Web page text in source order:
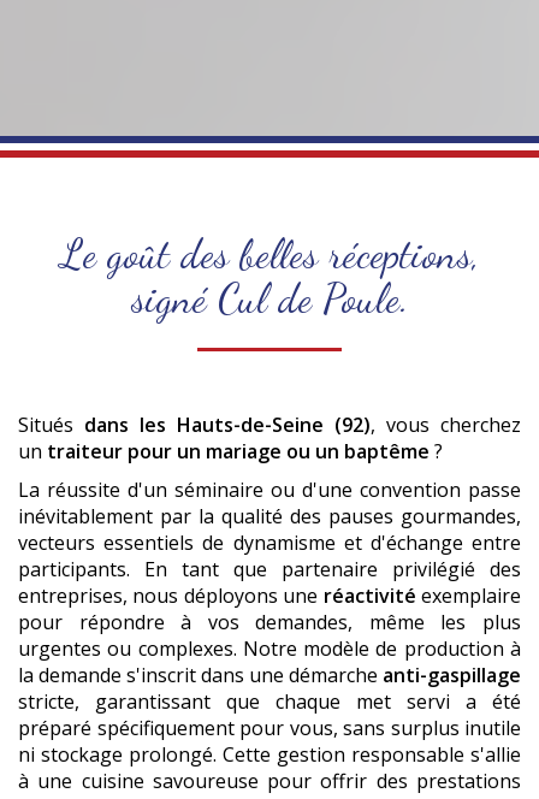
Le goût des belles réceptions,
signé Cul de Poule.
Situés dans les Hauts-de-Seine (92), vous cherchez
un traiteur pour un mariage ou un baptême ?
La réussite d'un séminaire ou d'une convention passe
inévitablement par la qualité des pauses gourmandes,
vecteurs essentiels de dynamisme et d'échange entre
participants. En tant que partenaire privilégié des
entreprises, nous déployons une réactivité exemplaire
pour répondre à vos demandes, même les plus
urgentes ou complexes. Notre modèle de production à
la demande s'inscrit dans une démarche anti-gaspillage
stricte, garantissant que chaque met servi a été
préparé spécifiquement pour vous, sans surplus inutile
ni stockage prolongé. Cette gestion responsable s'allie
à une cuisine savoureuse pour offrir des prestations